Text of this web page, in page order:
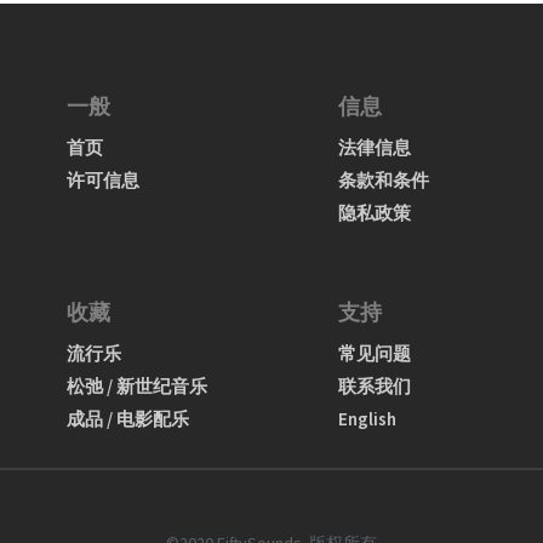
一般
首页
许可信息
信息
法律信息
条款和条件
隐私政策
收藏
流行乐
松弛 / 新世纪音乐
成品 / 电影配乐
支持
常见问题
联系我们
English